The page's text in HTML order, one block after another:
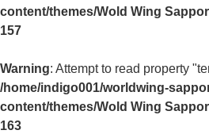
content/themes/Wold Wing
157
Warning: Attempt to read property
/home/indigo001/worldwing-
content/themes/Wold Wing
163